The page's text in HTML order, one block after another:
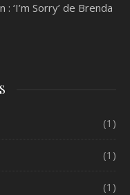
‘I’m Sorry’ de Brenda
(1)
(1)
(1)